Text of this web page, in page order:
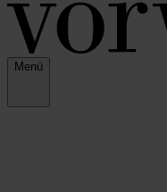
Menü